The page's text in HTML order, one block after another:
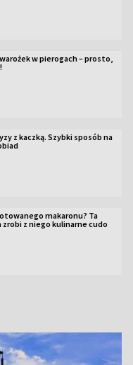
w pierogach – prosto,
z kaczką. Szybki sposób na
makaronu? Ta
zrobi z niego kulinarne cudo